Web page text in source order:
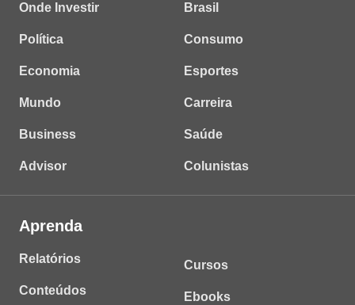
Onde Investir
Política
Economia
Mundo
Business
Advisor
Brasil
Consumo
Esportes
Carreira
Saúde
Colunistas
Aprenda
Relatórios
Conteúdos
Cursos
Ebooks